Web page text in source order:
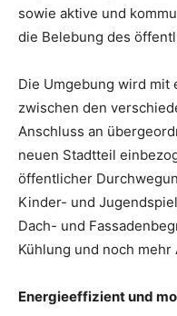
sowie aktive und
die Belebung des
Die Umgebung wird mit
zwischen den
Anschluss an
neuen Stadtteil
öffentlicher
Kinder- und
Dach- und
Kühlung und noch
Energieeffizient und